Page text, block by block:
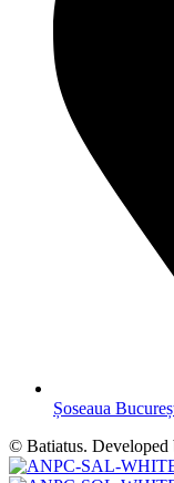
Șoseaua
© Batiatus. Developed